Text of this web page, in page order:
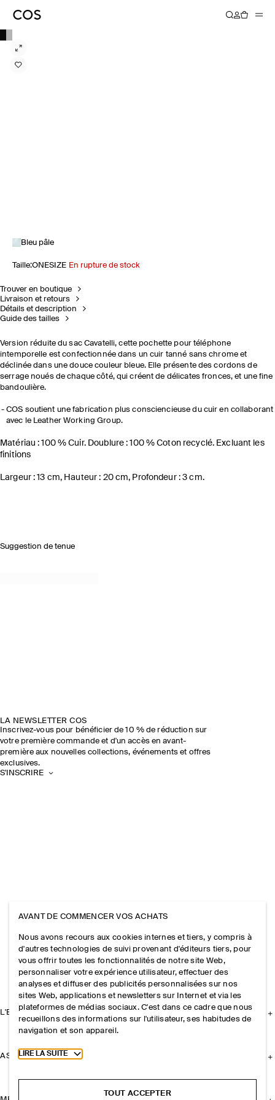
Bleu pâle
Taille:ONESIZE En rupture de stock
Trouver en boutique
Livraison et retours
Détails et description
Guide des tailles
Version réduite du sac Cavatelli, cette pochette pour téléphone
intemporelle est confectionnée dans un cuir tanné sans chrome et
déclinée dans une douce couleur bleue. Elle présente des cordons de
serrage noués de chaque côté, qui créent de délicates fronces, et une fine
bandoulière.
COS soutient une fabrication plus consciencieuse du cuir en collaborant
avec le Leather Working Group.
Matériau : 100 % Cuir. Doublure : 100 % Coton recyclé. Excluant les
finitions
Largeur : 13 cm, Hauteur : 20 cm, Profondeur : 3 cm.
Suggestion de tenue
LA NEWSLETTER COS
Inscrivez-vous pour bénéficier de 10 % de réduction sur
votre première commande et d'un accès en avant-
première aux nouvelles collections, événements et offres
exclusives.
S'INSCRIRE
L'ENTREPRISE
ASSISTANCE
AVANT DE COMMENCER VOS ACHATS
Nous avons recours aux cookies internes et tiers, y compris à
d'autres technologies de suivi provenant d'éditeurs tiers, pour
vous offrir toutes les fonctionnalités de notre site Web,
personnaliser votre expérience utilisateur, effectuer des
analyses et diffuser des publicités personnalisées sur nos
sites Web, applications et newsletters sur Internet et via les
plateformes de médias sociaux. C'est dans ce cadre que nous
recueillons des informations sur l'utilisateur, ses habitudes de
navigation et son appareil.
Toggle more cookie information
LIRE LA SUITE
TOUT ACCEPTER